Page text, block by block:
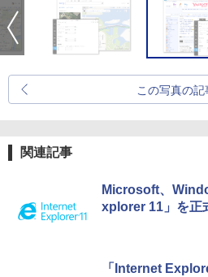
この写真の記
関連記事
Microsoft、
xplorer 11」を正
「Internet